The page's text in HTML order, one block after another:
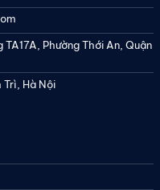
Phường Thới An, Quận
Trì, Hà Nội